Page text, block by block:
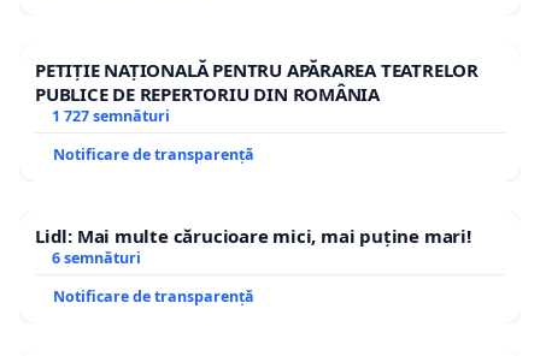
PETIȚIE NAȚIONALĂ PENTRU APĂRAREA TEATRELOR
PUBLICE DE REPERTORIU DIN ROMÂNIA
1 727 semnături
Notificare de transparență
Lidl: Mai multe cărucioare mici, mai puține mari!
6 semnături
Notificare de transparență